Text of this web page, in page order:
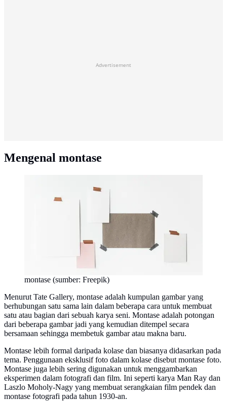
Advertisement
Mengenal montase
montase (sumber: Freepik)
Menurut Tate Gallery, montase adalah kumpulan gambar yang
berhubungan satu sama lain dalam beberapa cara untuk membuat
satu atau bagian dari sebuah karya seni. Montase adalah potongan
dari beberapa gambar jadi yang kemudian ditempel secara
bersamaan sehingga membetuk gambar atau makna baru.
Montase lebih formal daripada kolase dan biasanya didasarkan pada
tema. Penggunaan eksklusif foto dalam kolase disebut montase foto.
Montase juga lebih sering digunakan untuk menggambarkan
eksperimen dalam fotografi dan film. Ini seperti karya Man Ray dan
Laszlo Moholy-Nagy yang membuat serangkaian film pendek dan
montase fotografi pada tahun 1930-an.